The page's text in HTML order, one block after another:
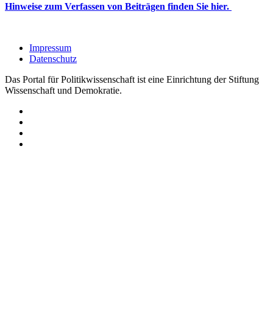
Hinweise zum Verfassen von Beiträgen finden Sie hier.
Impressum
Datenschutz
Das Portal für Politikwissenschaft ist eine Einrichtung der Stiftung
Wissenschaft und Demokratie.